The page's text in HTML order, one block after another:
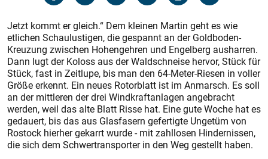
Jetzt kommt er gleich.“ Dem kleinen Martin geht es wie
etlichen Schaulustigen, die gespannt an der Goldboden-
Kreuzung zwischen Hohengehren und Engelberg ausharren.
Dann lugt der Koloss aus der Waldschneise hervor, Stück für
Stück, fast in Zeitlupe, bis man den 64-Meter-Riesen in voller
Größe erkennt. Ein neues Rotorblatt ist im Anmarsch. Es soll
an der mittleren der drei Windkraftanlagen angebracht
werden, weil das alte Blatt Risse hat. Eine gute Woche hat es
gedauert, bis das aus Glasfasern gefertigte Ungetüm von
Rostock hierher gekarrt wurde - mit zahllosen Hindernissen,
die sich dem Schwertransporter in den Weg gestellt haben.